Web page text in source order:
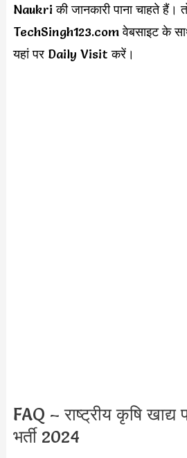
Naukri की जानकारी पाना चाहते हैं।
TechSingh123.com वेबसाइट के
यहां पर Daily Visit करें।
FAQ – राष्ट्रीय कृषि खाद्य
भर्ती 2024